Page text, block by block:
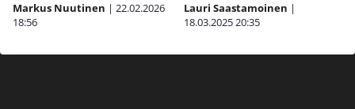
Markus Nuutinen | 22.02.2026
18:56
Lauri Saastamoinen |
18.03.202520:35